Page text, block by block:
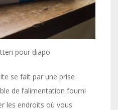
pour diapo
se fait par une prise
de l’alimentation fourni
les endroits où vous